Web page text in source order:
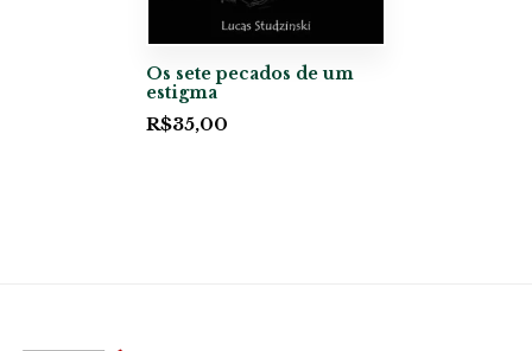
Os sete pecados de um
estigma
R$35,00